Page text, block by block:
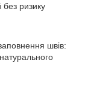
без ризику
швів: